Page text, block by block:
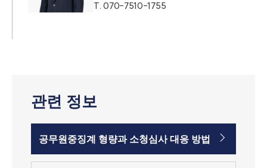
T.070-7510-1755
관련 정보
공무원중징계 형량과 소청심사 대응 방법